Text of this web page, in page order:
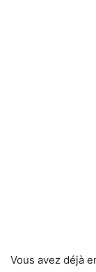
Vous avez déjà